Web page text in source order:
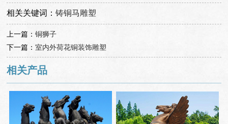
相关关键词：铸铜马雕塑
上一篇：铜狮子
下一篇：室内外荷花铜装饰雕塑
相关产品